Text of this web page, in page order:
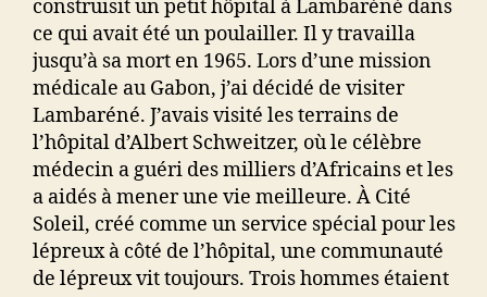
construisit un petit hôpital à Lambaréné dans
ce qui avait été un poulailler. Il y travailla
jusqu’à sa mort en 1965. Lors d’une mission
médicale au Gabon, j’ai décidé de visiter
Lambaréné. J’avais visité les terrains de
l’hôpital d’Albert Schweitzer, où le célèbre
médecin a guéri des milliers d’Africains et les
a aidés à mener une vie meilleure. À Cité
Soleil, créé comme un service spécial pour les
lépreux à côté de l’hôpital, une communauté
de lépreux vit toujours. Trois hommes étaient